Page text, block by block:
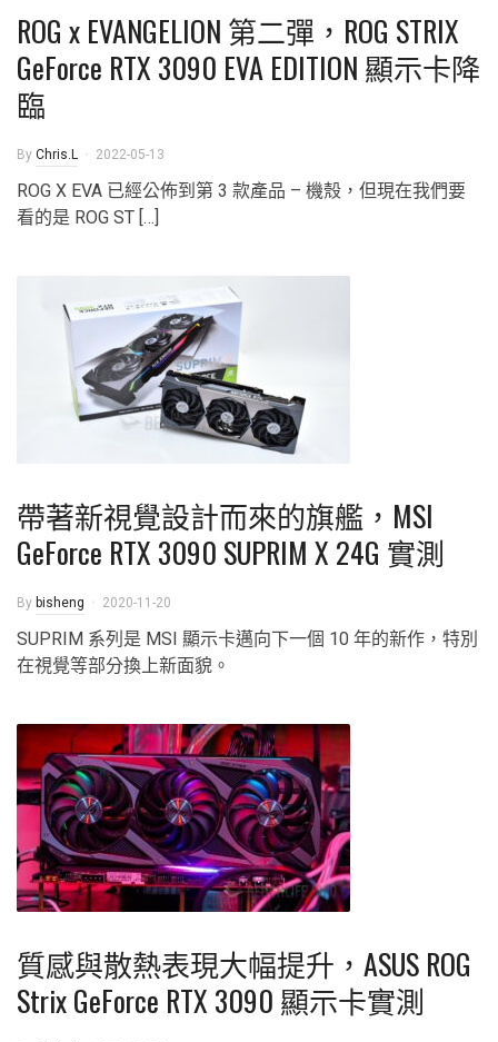
ROG x EVANGELION 第二彈，ROG STRIX
GeForce RTX 3090 EVA EDITION 顯示卡降
臨
By Chris.L 2022-05-13
ROG X EVA 已經公佈到第 3 款產品 – 機殼，但現在我們要
看的是 ROG ST […]
帶著新視覺設計而來的旗艦，MSI
GeForce RTX 3090 SUPRIM X 24G 實測
By bisheng 2020-11-20
SUPRIM 系列是 MSI 顯示卡邁向下一個 10 年的新作，特別
在視覺等部分換上新面貌。
質感與散熱表現大幅提升，ASUS ROG
Strix GeForce RTX 3090 顯示卡實測